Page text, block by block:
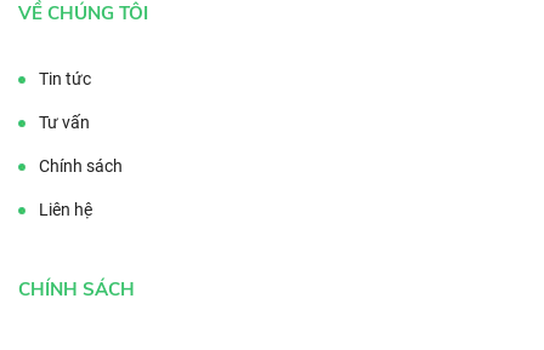
VỀ CHÚNG TÔI
Tin tức
Tư vấn
Chính sách
Liên hệ
CHÍNH SÁCH